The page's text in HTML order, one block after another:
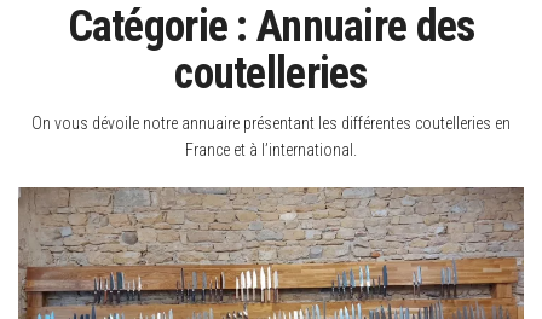
Catégorie : Annuaire des
coutelleries
On vous dévoile notre annuaire présentant les différentes coutelleries en
France et à l’international.